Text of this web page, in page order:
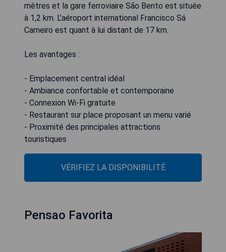
mètres et la gare ferroviaire São Bento est située
à 1,2 km. L'aéroport international Francisco Sá
Carneiro est quant à lui distant de 17 km.
Les avantages :
- Emplacement central idéal
- Ambiance confortable et contemporaine
- Connexion Wi-Fi gratuite
- Restaurant sur place proposant un menu varié
- Proximité des principales attractions
touristiques
VÉRIFIEZ LA DISPONIBILITÉ
Pensao Favorita